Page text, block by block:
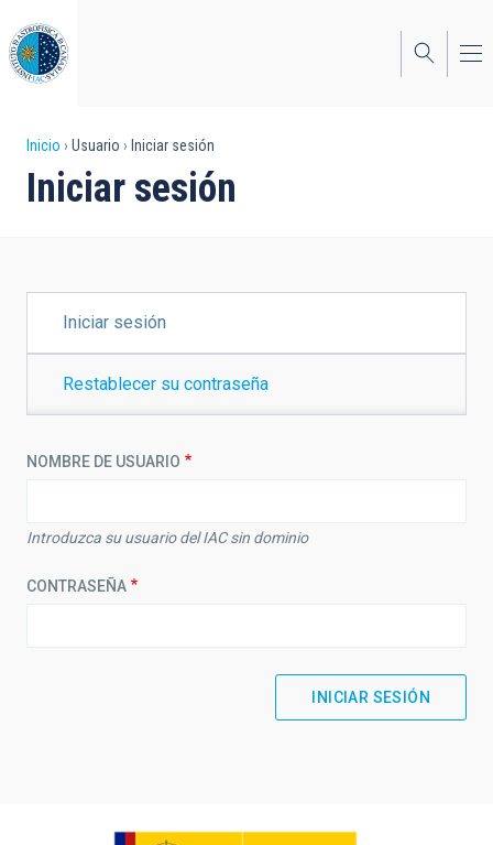
al
contenido
principal
Sobrescribir
enlaces
la
navegación
Inicio Usuario Iniciar sesión
Iniciar sesión
PRINCIPALES
Iniciar sesión
Restablecer su contraseña
NOMBRE DE USUARIO
Introduzca su usuario del IAC sin dominio
CONTRASEÑA